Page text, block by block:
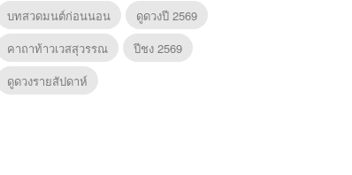
บทสวดมนต์ก่อนนอน
ดูดวงปี 2569
คาถาท้าวเวสสุวรรณ
ปีชง 2569
ดูดวงรายสัปดาห์